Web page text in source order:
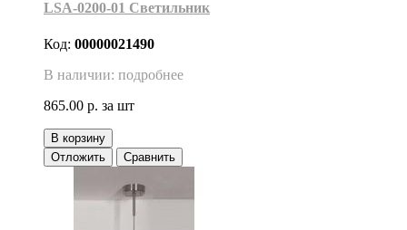
LSA-0200-01 Светильник
Код: 00000021490
В наличии: подробнее
865.00 р. за шт
В корзину
Отложить
Сравнить